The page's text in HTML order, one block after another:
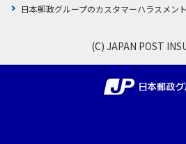
日本郵政グループのカスタマーハラスメン
(C) JAPAN POST